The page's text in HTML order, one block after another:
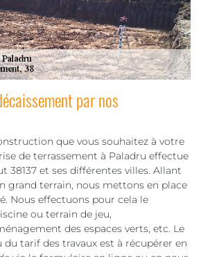
par nos
que vous souhaitez à votre
de terrassement à Paladru effectue
38137 et ses différentes villes. Allant
grand terrain, nous mettons en place
Nous effectuons pour cela le
ou terrain de jeu,
des espaces verts, etc. Le
du tarif des travaux est à récupérer en